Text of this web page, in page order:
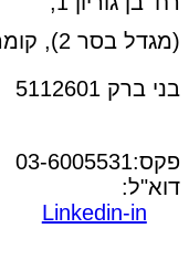
(מגדל בסר 2), קומה 19
בני ברק 5112601
פקס:03-6005531
דוא"ל:
Linkedin-in